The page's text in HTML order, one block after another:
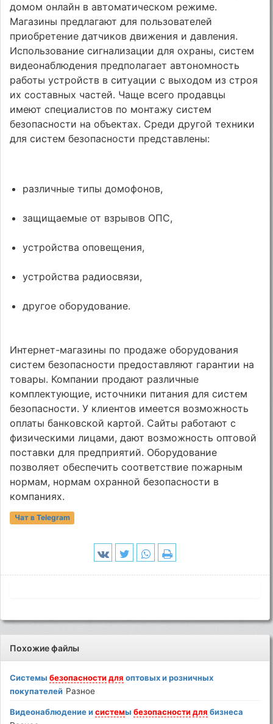
домом онлайн в автоматическом режиме.
Магазины предлагают для пользователей
приобретение датчиков движения и давления.
Использование сигнализации для охраны, систем
видеонаблюдения предполагает автономность
работы устройств в ситуации с выходом из строя
их составных частей. Чаще всего продавцы
имеют специалистов по монтажу систем
безопасности на объектах. Среди другой техники
для систем безопасности представлены:
различные типы домофонов,
защищаемые от взрывов ОПС,
устройства оповещения,
устройства радиосвязи,
другое оборудование.
Интернет-магазины по продаже оборудования
систем безопасности предоставляют гарантии на
товары. Компании продают различные
комплектующие, источники питания для систем
безопасности. У клиентов имеется возможность
оплаты банковской картой. Сайты работают с
физическими лицами, дают возможность оптовой
поставки для предприятий. Оборудование
позволяет обеспечить соответствие пожарным
нормам, нормам охранной безопасности в
компаниях.
Чат в Telegram
Похожие файлы
Системыбезопасности для оптовых и розничных
покупателей Разное
Видеонаблюдение исистемыбезопасности для бизнеса